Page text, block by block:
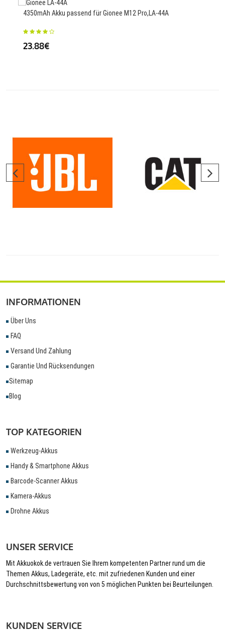
4350mAh Akku passend für Gionee M12 Pro,LA-44A
23.88€
INFORMATIONEN
Über Uns
FAQ
Versand Und Zahlung
Garantie Und Rücksendungen
Sitemap
Blog
TOP KATEGORIEN
Werkzeug-Akkus
Handy & Smartphone Akkus
Barcode-Scanner Akkus
Kamera-Akkus
Drohne Akkus
UNSER SERVICE
Mit Akkuokok.de vertrauen Sie Ihrem kompetenten Partner rund um die
Themen Akkus, Ladegeräte, etc. mit zufriedenen Kunden und einer
Durchschnittsbewertung von von 5 möglichen Punkten bei Beurteilungen.
KUNDEN SERVICE